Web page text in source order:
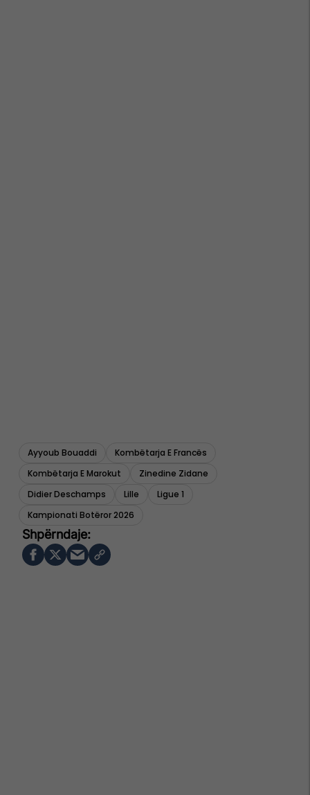
Ayyoub Bouaddi
Kombëtarja E Francës
Kombëtarja E Marokut
Zinedine Zidane
Didier Deschamps
Lille
Ligue 1
Kampionati Botëror 2026